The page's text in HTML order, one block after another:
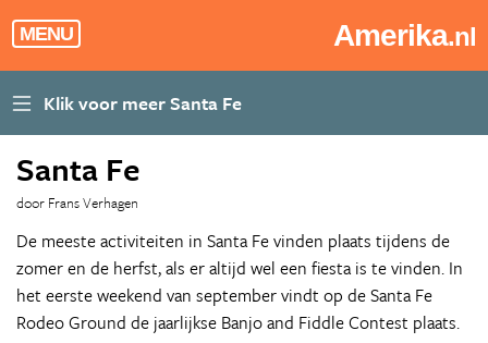
MENU Amerika.nl
Santa Fe
door Frans Verhagen
De meeste activiteiten in Santa Fe vinden plaats tijdens de
zomer en de herfst, als er altijd wel een fiesta is te vinden. In
het eerste weekend van september vindt op de Santa Fe
Rodeo Ground de jaarlijkse Banjo and Fiddle Contest plaats.